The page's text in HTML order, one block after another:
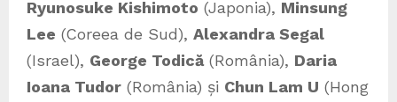
Ryunosuke Kishimoto (Japonia), Minsung
Lee (Coreea de Sud), Alexandra Segal
(Israel), George Todică(România), Daria
Ioana Tudor (România) și Chun Lam U (Hong